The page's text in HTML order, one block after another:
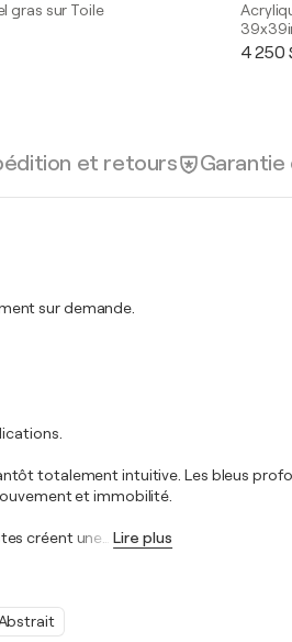
gras sur Toile
4 250
et retours
sur demande.
totalement intuitive. Les bleus
et immobilité.
créent une Lire plus